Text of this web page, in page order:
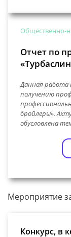
Общественно-
Отчет по
Данная работа
получению
бройлеры».
обусловлена
Мероприятие
Конкурс, в